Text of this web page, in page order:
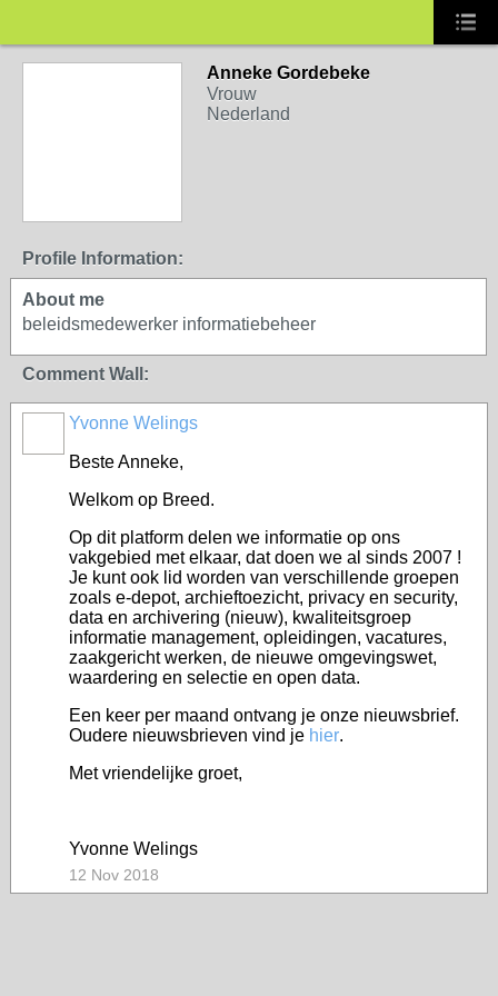
Anneke Gordebeke
Vrouw
Nederland
Profile Information:
About me
beleidsmedewerker informatiebeheer
Comment Wall:
Yvonne Welings
Beste Anneke,
Welkom op Breed.
Op dit platform delen we informatie op ons
vakgebied met elkaar, dat doen we al sinds 2007 !
Je kunt ook lid worden van verschillende groepen
zoals e-depot, archieftoezicht, privacy en security,
data en archivering (nieuw), kwaliteitsgroep
informatie management, opleidingen, vacatures,
zaakgericht werken, de nieuwe omgevingswet,
waardering en selectie en open data.
Een keer per maand ontvang je onze nieuwsbrief.
Oudere nieuwsbrieven vind je hier.
Met vriendelijke groet,
Yvonne Welings
12 Nov 2018